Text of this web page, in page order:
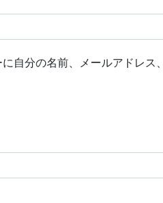
自分の名前、メールアドレス